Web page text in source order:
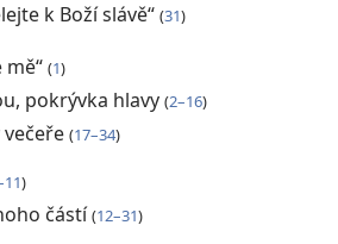
k Boží slávě“ (31)
(1)
pokrývka hlavy (2–16)
večeře (17–34)
)
částí(12–31)